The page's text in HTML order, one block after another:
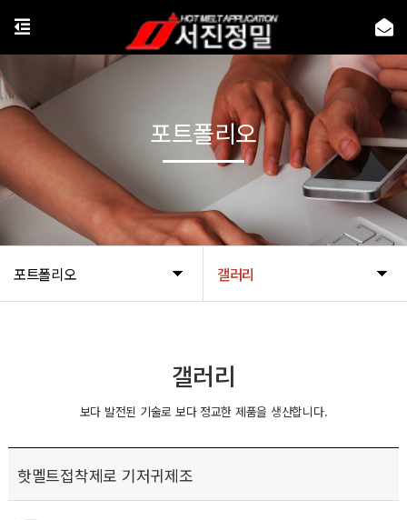
포트폴리오 갤러리
포트폴리오
갤러리
보다 발전된 기술로 보다 정교한 제품을 생산합니다.
핫멜트접착제로 기저귀제조